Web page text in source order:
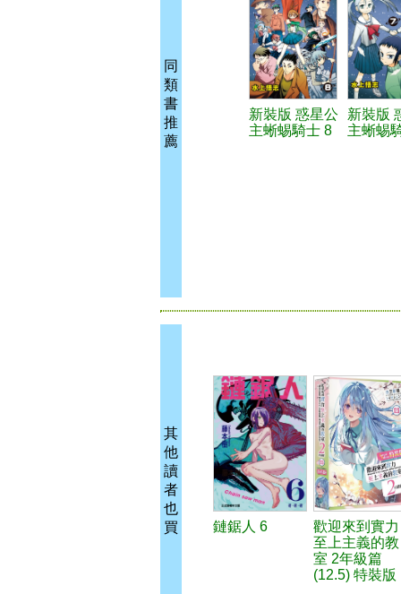
同
類
書
推
薦
新裝版 惑星公
主蜥蜴騎士 8
新裝版
主蜥蜴
其
他
讀
者
也
買
鏈鋸人 6
歡迎來到實力
至上主義的教
室 2年級篇
(12.5) 特裝版